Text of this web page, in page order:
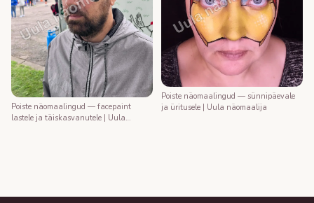
Poiste näomaalingud — facepaint
lastele ja täiskasvanutele | Uula
Poiste näomaalingud — sünnipäevale
ja üritusele | Uula näomaalija